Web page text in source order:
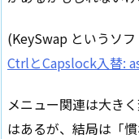
(KeySwap というソフ
CtrlとCapslock入替:
メニュー関連は大き
はあるが、結局は「慣